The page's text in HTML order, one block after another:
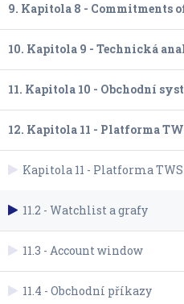
9. Kapitola 8 - Commitments
10. Kapitola 9 - Technická
11. Kapitola 10 - Obchodní
12. Kapitola 11 - Platforma
Kapitola 11 - Platforma TWS
11.2 - Watchlist a grafy
11.3 - Account window
11.4 - Obchodní příkazy